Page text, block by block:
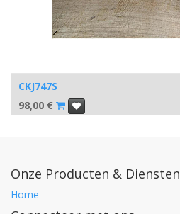
CKJ747S
98,00 €
Onze Producten & Diensten
Home